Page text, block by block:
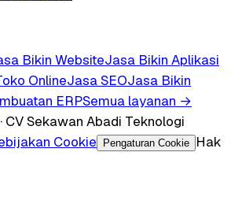
Bikin WebsiteJasa Bikin Aplikasi
OnlineJasa SEOJasa Bikin
ERPSemua layanan →
Sekawan Abadi Teknologi
Cookie Pengaturan Cookie
Hak